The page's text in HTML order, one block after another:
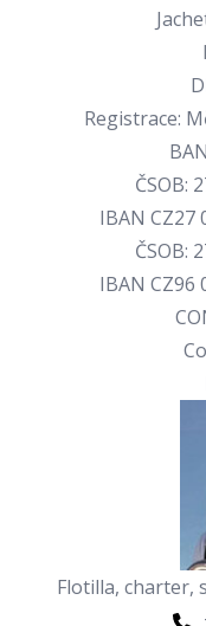
Registrace:
ČSOB:
IBAN CZ27
ČSOB:
IBAN CZ96
Flotilla, charter,